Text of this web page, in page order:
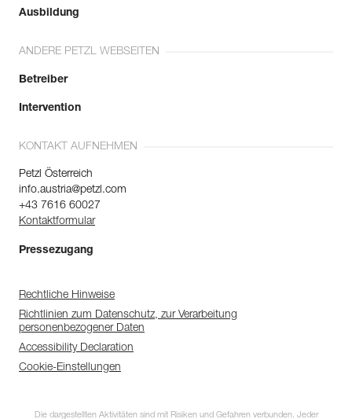
Ausbildung
ANDERE PETZL WEBSEITEN
Betreiber
Intervention
KONTAKT AUFNEHMEN
Petzl Österreich
info.austria@petzl.com
+43 7616 60027
Kontaktformular
Pressezugang
Rechtliche Hinweise
Richtlinien zum Datenschutz, zur Verarbeitung
personenbezogener Daten
Accessibility Declaration
Cookie-Einstellungen
Die dargestellten Aktivitäten sind mit Risiken und Gefahren verbunden. Jeder